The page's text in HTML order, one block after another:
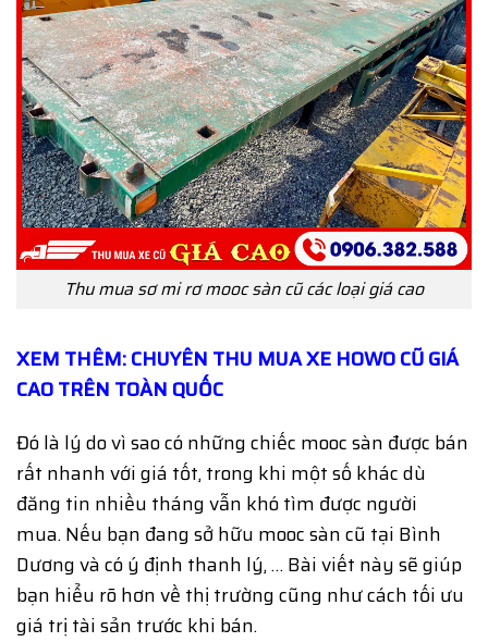
Thu mua sơ mi rơ mooc sàn cũ các loại giá cao
XEM THÊM: CHUYÊN THU MUA XE HOWO CŨ GIÁ
CAO TRÊN TOÀN QUỐC
Đó là lý do vì sao có những chiếc mooc sàn được bán
rất nhanh với giá tốt, trong khi một số khác dù
đăng tin nhiều tháng vẫn khó tìm được người
mua. Nếu bạn đang sở hữu mooc sàn cũ tại Bình
Dương và có ý định thanh lý, … Bài viết này sẽ giúp
bạn hiểu rõ hơn về thị trường cũng như cách tối ưu
giá trị tài sản trước khi bán.